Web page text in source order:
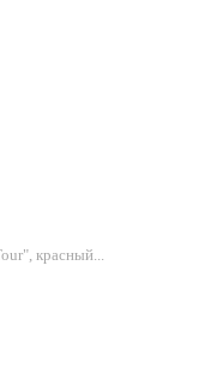
красный...